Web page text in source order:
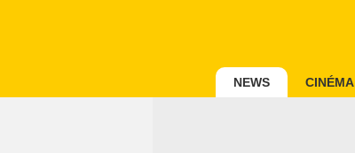
NEWS CINÉMA